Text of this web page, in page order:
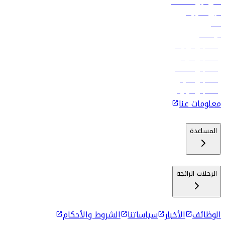
تأجير السيارات
فنادق
الوظائف
رحلات إلى تبيليسي
رحلات إلى الرياض
رحلات إلى مسقط
رحلات إلى ماليه
رحلات إلى كولومبو
معلومات عنا
المساعدة
الرحلات الرائجة
الوظائف الأخبار سياساتنا الشروط والأحكام